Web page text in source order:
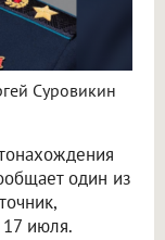
Суровикин
один из
июля.